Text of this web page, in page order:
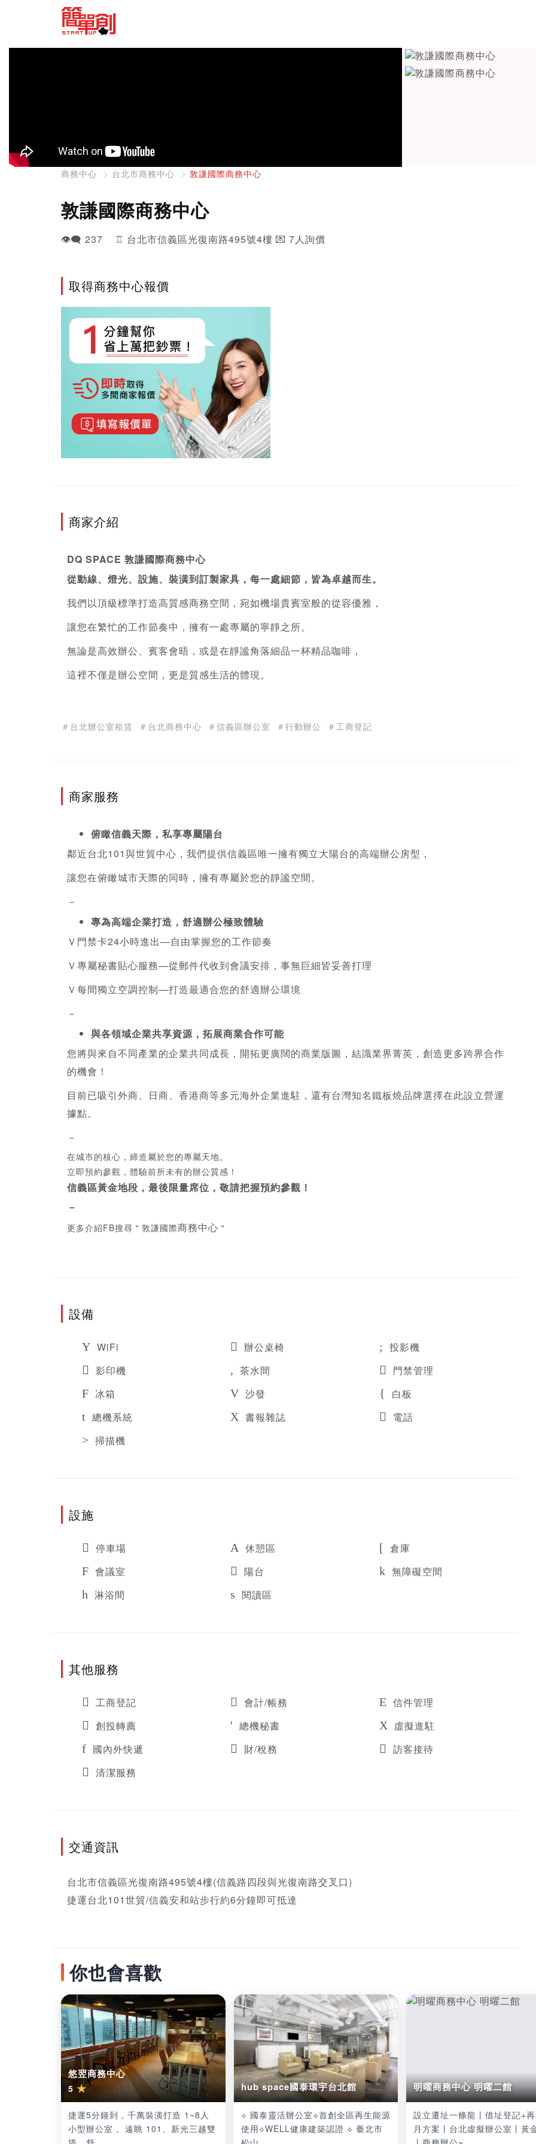
商務中心 台北市商務中心 敦謙國際商務中心
敦謙國際商務中心
👁️‍🗨️ 237 ♖ 台北市信義區光復南路495號4樓 💌 7人詢價
取得商務中心報價
商家介紹
DQ SPACE 敦謙國際商務中心
從動線、燈光、設施、裝潢到訂製家具，每一處細節，皆為卓越而生。
我們以頂級標準打造高質感商務空間，宛如機場貴賓室般的從容優雅，
讓您在繁忙的工作節奏中，擁有一處專屬的寧靜之所。
無論是高效辦公、賓客會晤，或是在靜謐角落細品一杯精品咖啡，
這裡不僅是辦公空間，更是質感生活的體現。
＃台北辦公室租賃 ＃台北商務中心 ＃信義區辦公室 ＃行動辦公 ＃工商登記
商家服務
俯瞰信義天際，私享專屬陽台
鄰近台北101與世貿中心，我們提供信義區唯一擁有獨立大陽台的高端辦公房型，
讓您在俯瞰城市天際的同時，擁有專屬於您的靜謐空間。
－
專為高端企業打造，舒適辦公極致體驗
Ｖ門禁卡24小時進出—自由掌握您的工作節奏
Ｖ專屬秘書貼心服務—從郵件代收到會議安排，事無巨細皆妥善打理
Ｖ每間獨立空調控制—打造最適合您的舒適辦公環境
－
與各領域企業共享資源，拓展商業合作可能
您將與來自不同產業的企業共同成長，開拓更廣闊的商業版圖，結識業界菁英，創造更多跨界合作
的機會！
目前已吸引外商、日商、香港商等多元海外企業進駐，還有台灣知名鐵板燒品牌選擇在此設立營運
據點。
－
在城市的核心，締造屬於您的專屬天地。
立即預約參觀，體驗前所未有的辦公質感！
信義區黃金地段，最後限量席位，敬請把握預約參觀！
－
更多介紹FB搜尋＂敦謙國際商務中心 ＂
設備
WiFi 辦公桌椅
投影機
影印機
茶水間
門禁管理
冰箱
沙發
白板
總機系統
書報雜誌
電話
掃描機
設施
停車場 休憩區
倉庫
會議室
陽台
無障礙空間
淋浴間
閱讀區
其他服務
工商登記 會計/帳務
信件管理
創投轉薦
總機秘書
虛擬進駐
國內外快遞
財/稅務
訪客接待
清潔服務
交通資訊
台北市信義區光復南路495號4樓(信義路四段與光復南路交叉口)
捷運台北101世貿/信義安和站步行約6分鐘即可抵達
你也會喜歡
悠翌商務中心
5 ★
捷運5分鐘到，千萬裝潢打造 1~8人
小型辦公室， 遠眺 101、新光三越雙
hub space國泰環宇台北館
⟡ 國泰靈活辦公室⟡首創全區再生能源
使用⟡WELL健康建築認證 ⟡ 臺北市
明曜商務中心 明曜二館
設立遷址一條龍丨借址登記+
月方案丨台北虛擬辦公室丨黃